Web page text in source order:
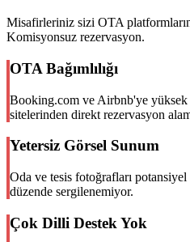
Misafirleriniz sizi OTA
Komisyonsuz rezervasyon.
OTA Bağımlılığı
Booking.com ve Airbnb'ye
sitelerinden direkt rezervasyon
Yetersiz Görsel Sunum
Oda ve tesis fotoğrafları
düzende sergilenemiyor.
Çok Dilli Destek Yok